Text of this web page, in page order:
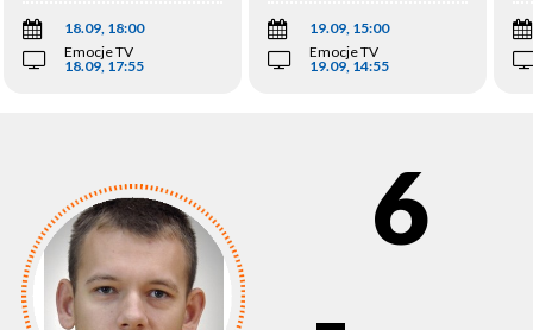
18.09, 18:00
Emocje TV
18.09, 17:55
19.09, 15:00
Emocje TV
19.09, 14:55
6